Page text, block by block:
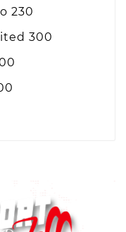
230
300